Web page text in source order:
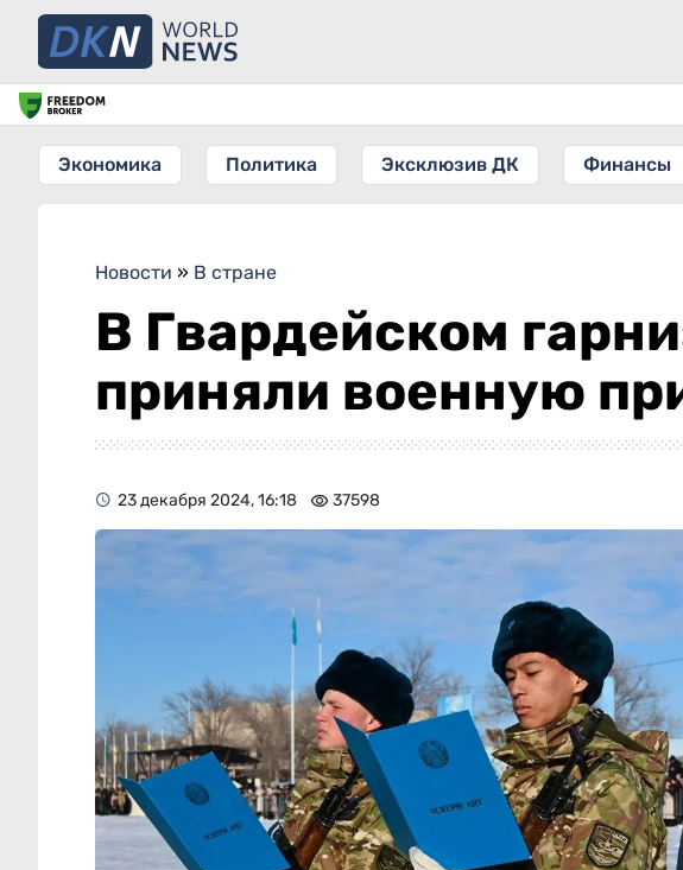
Экономика Политика Эксклюзив ДК Финансы
Новости » В стране
В Гвардейском
приняли военную
23 декабря 2024, 16:18 37598